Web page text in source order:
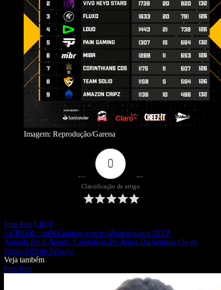
Imagem: Reprodução/Garena
0
Classificação do artigo
Free Fire LBFF
« CBLOL: paiN Gaming vence clássico contra INTZ
Agenda De E-Sports: Calendário De Jogos Da Semana (26 de
Junho à 02 de Julho) »
Veja também
Free Fire